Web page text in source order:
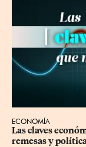
ECONOMÍA
Las claves
remesas y